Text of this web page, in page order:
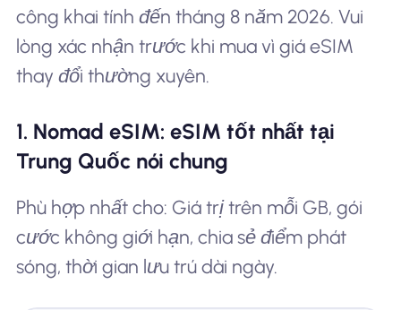
công khai tính đến tháng 8 năm 2026. Vui
lòng xác nhận trước khi mua vì giá eSIM
thay đổi thường xuyên.
1. Nomad eSIM: eSIM tốt nhất tại
Trung Quốc nói chung
Phù hợp nhất cho: Giá trị trên mỗi GB, gói
cước không giới hạn, chia sẻ điểm phát
sóng, thời gian lưu trú dài ngày.